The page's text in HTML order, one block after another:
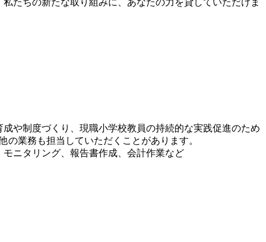
たちの新たな取り組みに、あなたの力を貸していただけま
や制度づくり、現職小学校教員の持続的な実践促進のため
業務も担当していただくことがあります。
ニタリング、報告書作成、会計作業など